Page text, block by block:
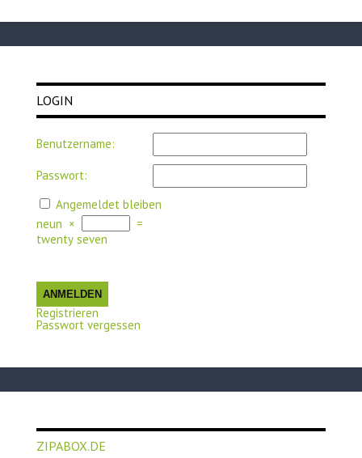
LOGIN
Benutzername:
Passwort:
Angemeldet bleiben
neun ×
=
twenty seven
ANMELDEN
Registrieren
Passwort vergessen
ZIPABOX.DE